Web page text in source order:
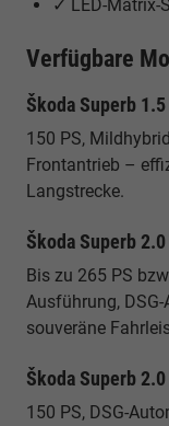
✓ LED-Matrix-
Verfügbare
Škoda Superb
150 PS,
Frontantrieb –
Langstrecke.
Škoda Superb
Bis zu 265 PS
Ausführung,
souveräne
Škoda Superb 2.0
150 PS, DSG-